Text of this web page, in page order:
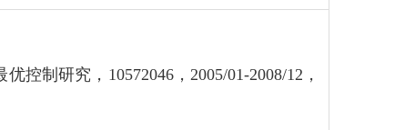
制研究，10572046，2005/01-2008/12，